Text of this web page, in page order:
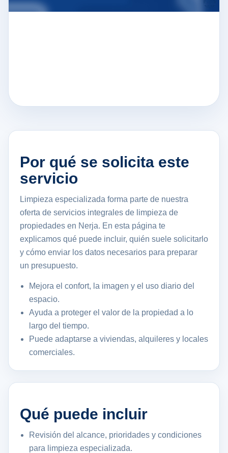
Por qué se solicita este
servicio
Limpieza especializada forma parte de nuestra
oferta de servicios integrales de limpieza de
propiedades en Nerja. En esta página te
explicamos qué puede incluir, quién suele solicitarlo
y cómo enviar los datos necesarios para preparar
un presupuesto.
Mejora el confort, la imagen y el uso diario del
espacio.
Ayuda a proteger el valor de la propiedad a lo
largo del tiempo.
Puede adaptarse a viviendas, alquileres y locales
comerciales.
Qué puede incluir
Revisión del alcance, prioridades y condiciones
para limpieza especializada.